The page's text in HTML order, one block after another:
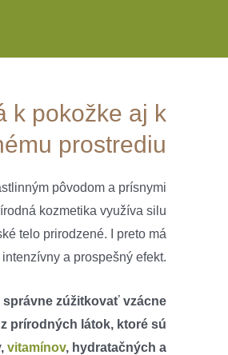
k pokožke aj k
prostrediu
pôvodom a prísnymi
kozmetika využíva silu
telo prirodzené. I preto má
a prospešný efekt.
správne zúžitkovať vzácne
prírodných látok, ktoré sú
vitamínov, hydratačných a